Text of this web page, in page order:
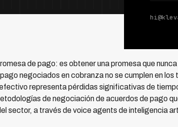
de pago: es obtener una promesa que
negociados en cobranza no se cumplen en los
representa pérdidas significativas de
de negociación de acuerdos de pago
sector, a través de voice agents de inteligencia